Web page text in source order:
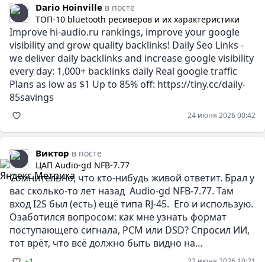
Dario Hoinville в посте
ТОП-10 bluetooth ресиверов и их характеристики
Improve hi-audio.ru rankings, improve your google
visibility and grow quality backlinks! Daily Seo Links -
we deliver daily backlinks and increase google visibility
every day: 1,000+ backlinks daily Real google traffic
Plans as low as $1 Up to 85% off: https://tiny.cc/daily-
85savings
24 июня 2026 00:42
Виктор в посте
ЦАП Audio-gd NFB-7.77
Сомнительно, что кто-нибудь живой ответит. Брал у
вас сколько-то лет назад Audio-gd NFB-7.77. Там
вход I2S был (есть) ещё типа RJ-45. Его и использую.
Озаботился вопросом: как мне узнать формат
поступающего сигнала, PCM или DSD? Спросил ИИ,
тот врёт, что всё должно быть видно на
информационном